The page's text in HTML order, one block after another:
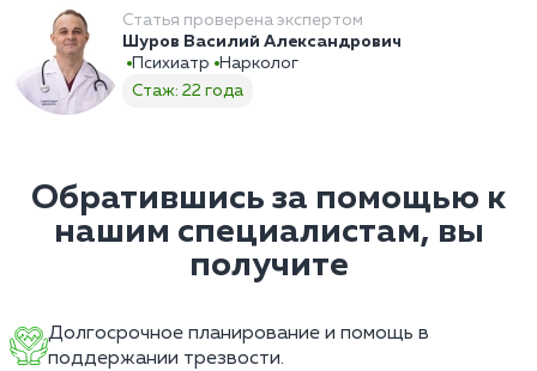
Статья проверена экспертом
Шуров Василий Александрович
Психиатр
Нарколог
Стаж: 22 года
Обратившись за помощью к
нашим специалистам, вы
получите
Долгосрочное планирование и помощь в
поддержании трезвости.